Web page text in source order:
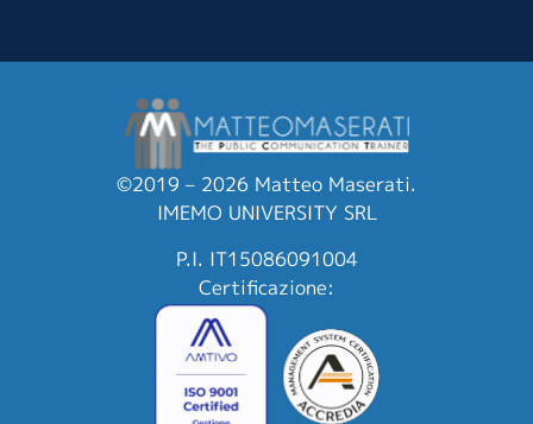
©2019 – 2026 Matteo Maserati.
IMEMO UNIVERSITY SRL
P.I. IT15086091004
Certificazione: